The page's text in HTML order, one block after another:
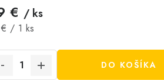
€ / ks
cena:
/ 1 ks
DO KOŠÍKA